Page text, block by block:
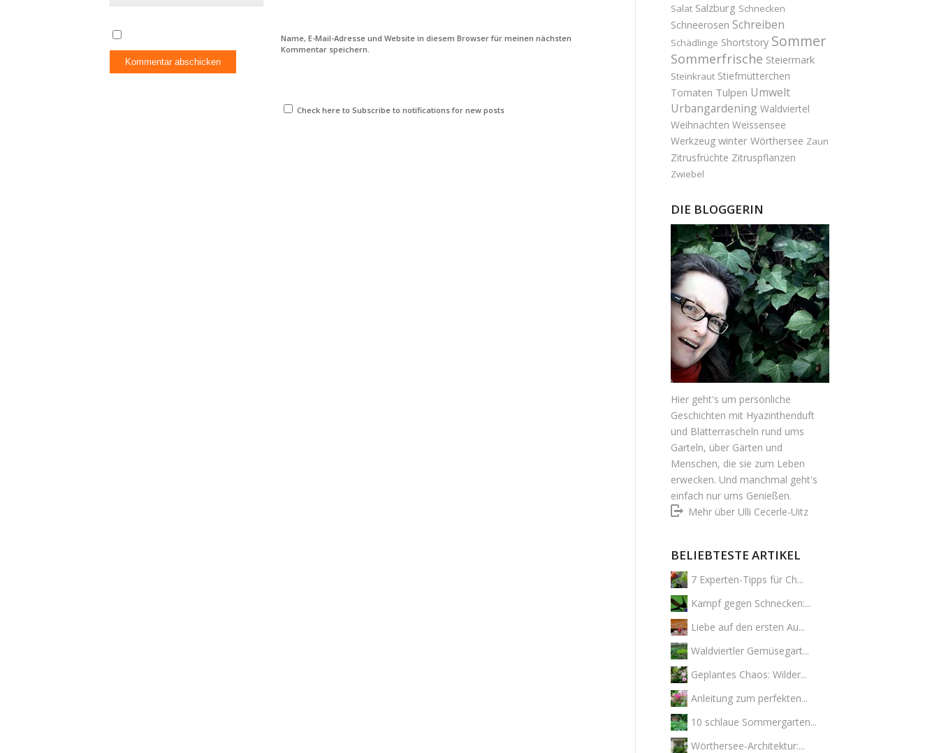
Name, E-Mail-Adresse und Website in diesem Browser für meinen nächsten
Kommentar speichern.
Check here to Subscribe to notifications for new posts
Salat Salzburg Schnecken
Schneerosen Schreiben
Schädlinge Shortstory Sommer
Sommerfrische Steiermark
Steinkraut Stiefmütterchen
Tomaten Tulpen Umwelt
Urbangardening Waldviertel
Weihnachten Weissensee
Werkzeug winter Wörthersee Zaun
Zitrusfrüchte Zitruspflanzen
Zwiebel
DIE BLOGGERIN
Hier geht's um persönliche
Geschichten mit Hyazinthenduft
und Blätterrascheln rund ums
Garteln, über Gärten und
Menschen, die sie zum Leben
erwecken. Und manchmal geht's
einfach nur ums Genießen.
Mehr über Ulli Cecerle-Uitz
BELIEBTESTE ARTIKEL
7 Experten-Tipps für Ch...
Kampf gegen Schnecken:...
Liebe auf den ersten Au...
Waldviertler Gemüsegart...
Geplantes Chaos: Wilder...
Anleitung zum perfekten...
10 schlaue Sommergarten...
Wörthersee-Architektur:...